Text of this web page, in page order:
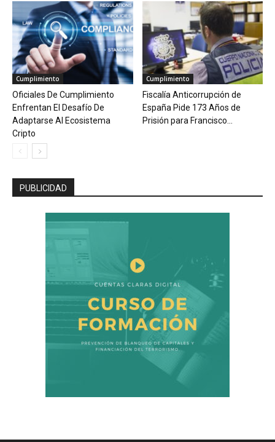
Cumplimiento
Oficiales De Cumplimiento
Enfrentan El Desafío De
Adaptarse Al Ecosistema
Cripto
Cumplimiento
Fiscalía Anticorrupción de
España Pide 173 Años de
Prisión para Francisco...
PUBLICIDAD